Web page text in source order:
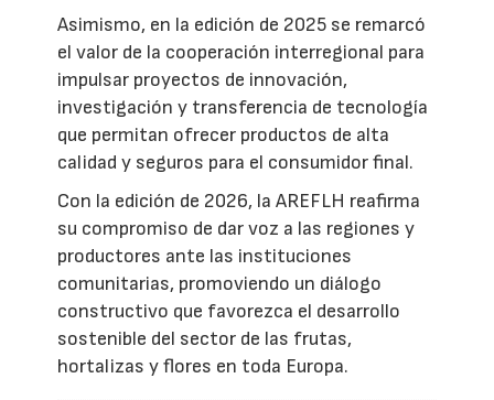
Asimismo, en la edición de 2025 se remarcó
el valor de la cooperación interregional para
impulsar proyectos de innovación,
investigación y transferencia de tecnología
que permitan ofrecer productos de alta
calidad y seguros para el consumidor final.
Con la edición de 2026, la AREFLH reafirma
su compromiso de dar voz a las regiones y
productores ante las instituciones
comunitarias, promoviendo un diálogo
constructivo que favorezca el desarrollo
sostenible del sector de las frutas,
hortalizas y flores en toda Europa.